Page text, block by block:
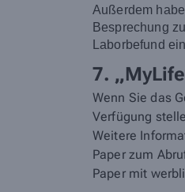
Außerdem
Besprechung
Laborbefund
7.
Wenn Sie das
Verfügung
Weitere
Paper zum
Paper mit